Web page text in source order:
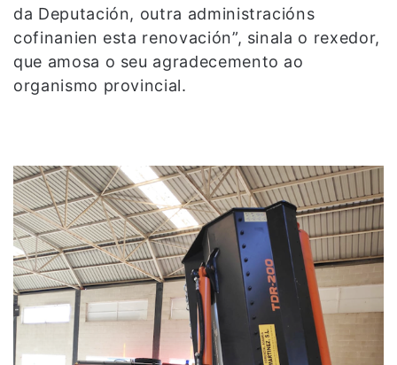
da Deputación, outra administracións
cofinanien esta renovación”, sinala o rexedor,
que amosa o seu agradecemento ao
organismo provincial.